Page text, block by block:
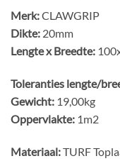
€59,95.
Merk:CLAWGRIP
Dikte: 20mm
Lengte x Breedte:
Toleranties lengte/
Gewicht: 19,00kg
Oppervlakte: 1m2
Materiaal:TURF